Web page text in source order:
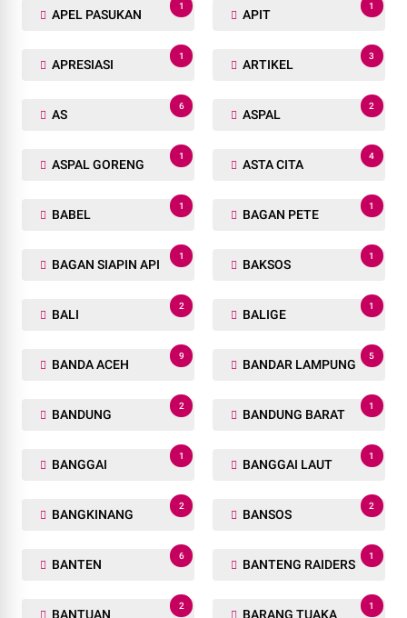
APEL PASUKAN
1
APIT
1
APRESIASI
1
ARTIKEL
3
AS
6
ASPAL
2
ASPAL GORENG
1
ASTA CITA
4
BABEL
1
BAGAN PETE
1
BAGAN SIAPIN API
1
BAKSOS
1
BALI
2
BALIGE
1
BANDA ACEH
9
BANDAR LAMPUNG
5
BANDUNG
2
BANDUNG BARAT
1
BANGGAI
1
BANGGAI LAUT
1
BANGKINANG
2
BANSOS
2
BANTEN
6
BANTENG RAIDERS
1
BANTUAN
2
BARANG TUAKA
1